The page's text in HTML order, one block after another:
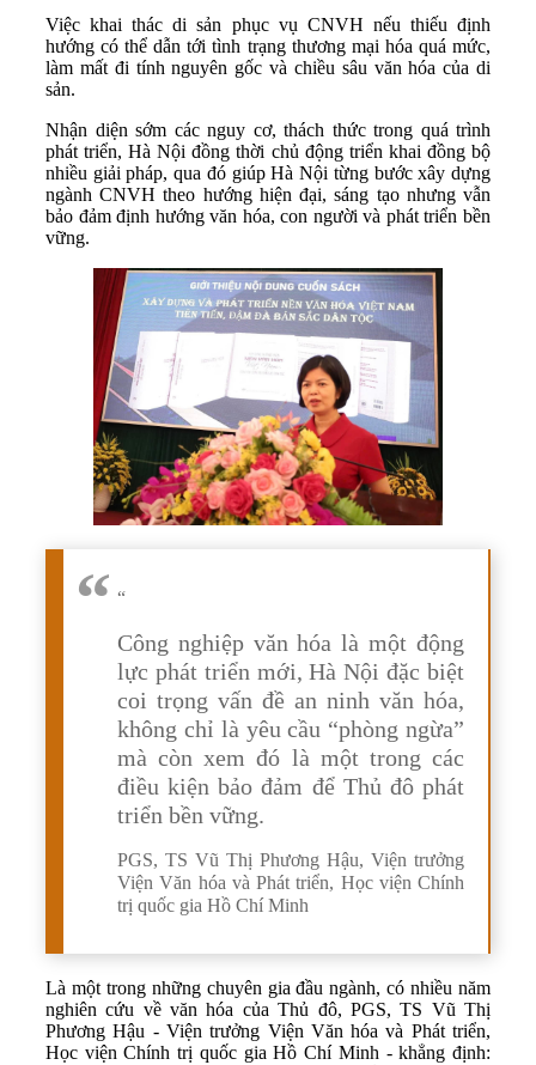
Việc khai thác di sản phục vụ CNVH nếu thiếu định
hướng có thể dẫn tới tình trạng thương mại hóa quá mức,
làm mất đi tính nguyên gốc và chiều sâu văn hóa của di
sản.
Nhận diện sớm các nguy cơ, thách thức trong quá trình
phát triển, Hà Nội đồng thời chủ động triển khai đồng bộ
nhiều giải pháp, qua đó giúp Hà Nội từng bước xây dựng
ngành CNVH theo hướng hiện đại, sáng tạo nhưng vẫn
bảo đảm định hướng văn hóa, con người và phát triển bền
vững.
“
Công nghiệp văn hóa là một động
lực phát triển mới, Hà Nội đặc biệt
coi trọng vấn đề an ninh văn hóa,
không chỉ là yêu cầu “phòng ngừa”
mà còn xem đó là một trong các
điều kiện bảo đảm để Thủ đô phát
triển bền vững.
PGS, TS Vũ Thị Phương Hậu, Viện trưởng
Viện Văn hóa và Phát triển, Học viện Chính
trị quốc gia Hồ Chí Minh
Là một trong những chuyên gia đầu ngành, có nhiều năm
nghiên cứu về văn hóa của Thủ đô, PGS, TS Vũ Thị
Phương Hậu - Viện trưởng Viện Văn hóa và Phát triển,
Học viện Chính trị quốc gia Hồ Chí Minh - khẳng định: